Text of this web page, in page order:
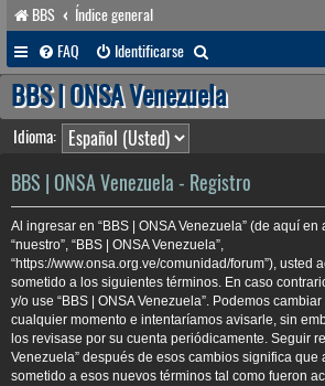
BBS
Índice general
FAQ
Identificarse
u
s
a
r
BBS | ONSA Venezuela
Idioma:
BBS | ONSA Venezuela - Registro
Al ingresar en “BBS | ONSA Venezuela” (de aquí en
“nuestro”, “BBS | ONSA Venezuela”,
“https://www.onsa.org.ve/comunidad/forum”), usted
sometido a los siguientes términos. En caso
y/o use “BBS | ONSA Venezuela”. Podemos
cualquier momento e intentaríamos avisarle, sin
los revisase por su cuenta periódicamente. Seguir
Venezuela” después de esos cambios significa que
sometido a esos nuevos términos tal como fueron